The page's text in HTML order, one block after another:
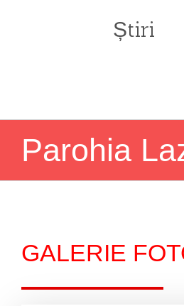
Știri
Parohia
GALERIE